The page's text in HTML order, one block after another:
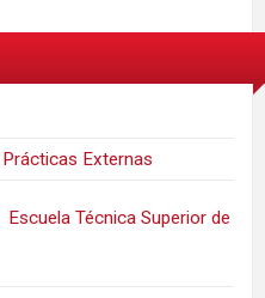
Externas
Escuela Técnica Superior de